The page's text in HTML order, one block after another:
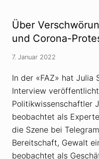
B
e
w
ä
r
n
g
s
s
t
r
a
f
e
f
ü
h
w
ö
r
u
n
s
i
d
e
o
l
g
e
O
l
Über
und Corona-
7. Januar 2022
In der «FAZ» hat Julia
Interview
Politikwissenschaftler
beobachtet als
die Szene bei
Bereitschaft, Gewalt
beobachtet als